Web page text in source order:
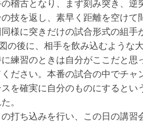
稽古となり、まず刻み突き、逆
技を返し、素早く距離を空けて
様に突きだけの試合形式の組手
の後に、相手を飲み込むような
練習のときは自分がここだと思
ださい。本番の試合の中でチャ
を確実に自分のものにするとい
。
打ち込みを行い、この日の講習